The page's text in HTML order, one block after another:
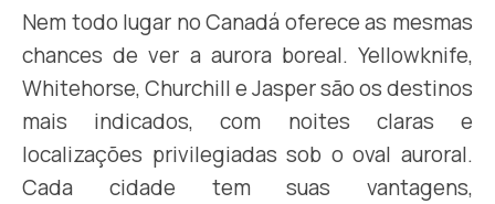
Nem todo lugar no Canadá oferece as mesmas
chances de ver a aurora boreal. Yellowknife,
Whitehorse, Churchill e Jasper são os destinos
mais indicados, com noites claras e
localizações privilegiadas sob o oval auroral.
Cada cidade tem suas vantagens,